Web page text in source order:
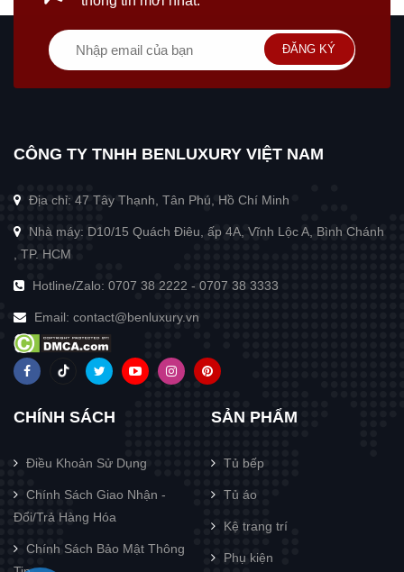
ĐĂNG KÝ
CÔNG TY TNHH BENLUXURY VIỆT NAM
Địa chỉ: 47 Tây Thạnh, Tân Phú, Hồ Chí Minh
Nhà máy: D10/15 Quách Điêu, ấp 4A, Vĩnh Lộc A, Bình Chánh
, TP. HCM
Hotline/Zalo: 0707 38 2222 - 0707 38 3333
Email: contact@benluxury.vn
CHÍNH SÁCH
Điều Khoản Sử Dụng
Chính Sách Giao Nhận -
Đổi/Trả Hàng Hóa
Chính Sách Bảo Mật Thông
SẢN PHẨM
Tủ bếp
Tủ áo
Kệ trang trí
Phụ kiện